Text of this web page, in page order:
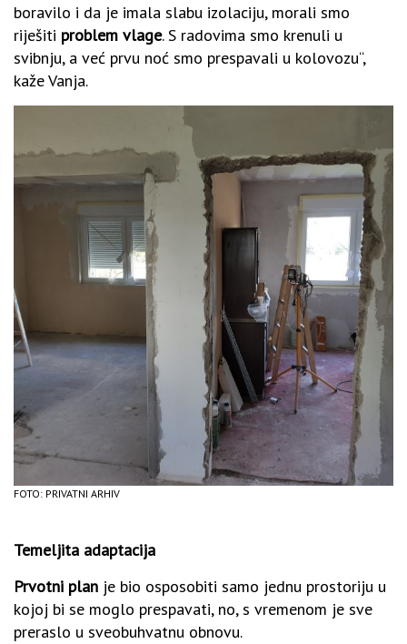
boravilo i da je imala slabu izolaciju, morali smo
riješiti problem vlage. S radovima smo krenuli u
svibnju, a već prvu noć smo prespavali u kolovozu“,
kaže Vanja.
FOTO: PRIVATNI ARHIV
Temeljita adaptacija
Prvotni plan je bio osposobiti samo jednu prostoriju u
kojoj bi se moglo prespavati, no, s vremenom je sve
preraslo u sveobuhvatnu obnovu.